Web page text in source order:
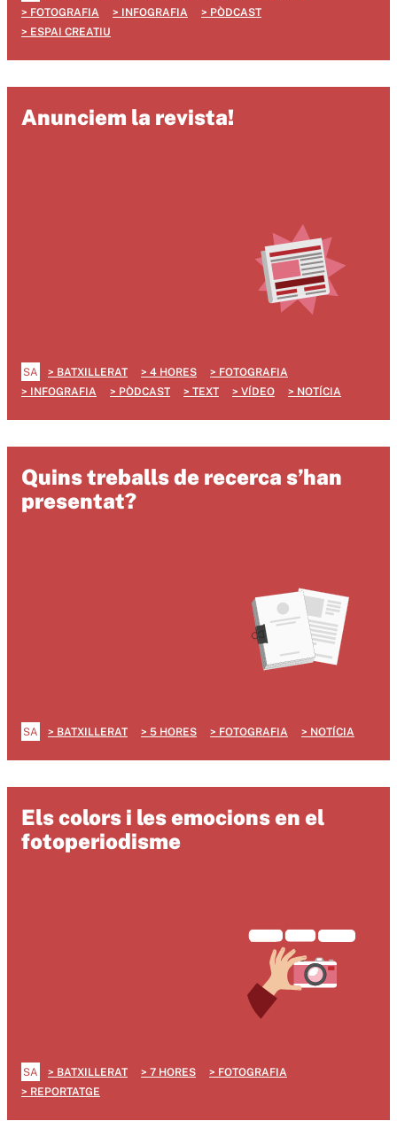
FOTOGRAFIA
INFOGRAFIA
PÒDCAST
ESPAI CREATIU
Anunciem la revista!
SA BATXILLERAT 4 HORES
FOTOGRAFIA
INFOGRAFIA
PÒDCAST TEXT VÍDEO NOTÍCIA
Quins treballs de recerca s’han
presentat?
SA BATXILLERAT 5 HORES FOTOGRAFIA NOTÍCIA
Els colors i les emocions en el
fotoperiodisme
SA BATXILLERAT 7 HORES
FOTOGRAFIA
REPORTATGE